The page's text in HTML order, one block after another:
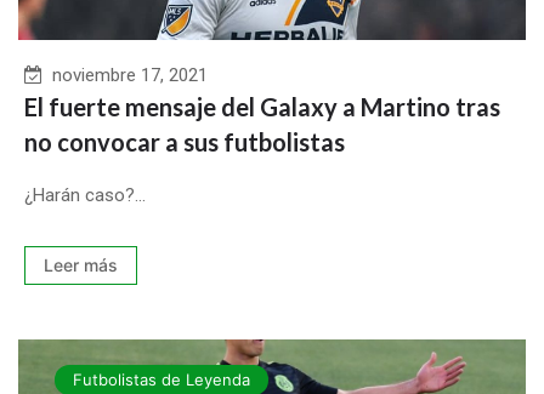
noviembre 17, 2021
El fuerte mensaje del Galaxy a Martino tras
no convocar a sus futbolistas
¿Harán caso?...
Leer más
Futbolistas de Leyenda